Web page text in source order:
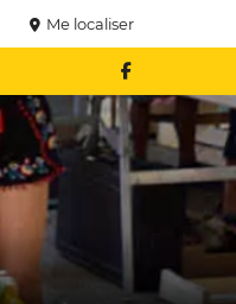
Me localiser